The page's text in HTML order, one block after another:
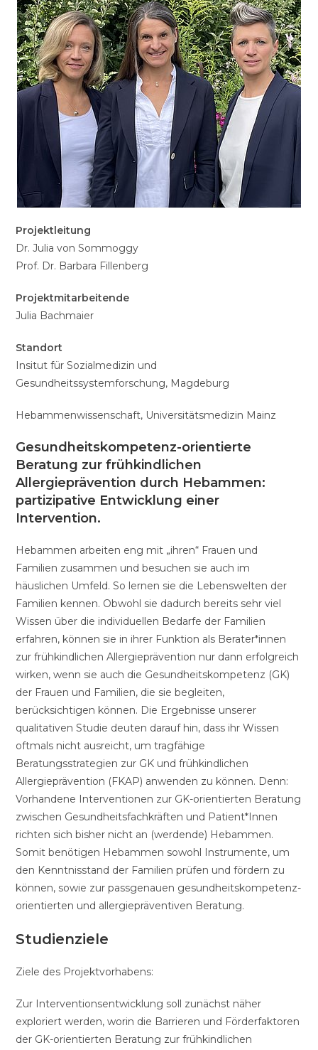
Projektleitung
Dr. Julia von Sommoggy
Prof. Dr. Barbara Fillenberg
Projektmitarbeitende
Julia Bachmaier
Standort
Insitut für Sozialmedizin und
Gesundheitssystemforschung, Magdeburg
Hebammenwissenschaft, Universitätsmedizin Mainz
Gesundheitskompetenz-orientierte
Beratung zur frühkindlichen
Allergieprävention durch Hebammen:
partizipative Entwicklung einer
Intervention.
Hebammen arbeiten eng mit „ihren“ Frauen und
Familien zusammen und besuchen sie auch im
häuslichen Umfeld. So lernen sie die Lebenswelten der
Familien kennen. Obwohl sie dadurch bereits sehr viel
Wissen über die individuellen Bedarfe der Familien
erfahren, können sie in ihrer Funktion als Berater*innen
zur frühkindlichen Allergieprävention nur dann erfolgreich
wirken, wenn sie auch die Gesundheitskompetenz (GK)
der Frauen und Familien, die sie begleiten,
berücksichtigen können. Die Ergebnisse unserer
qualitativen Studie deuten darauf hin, dass ihr Wissen
oftmals nicht ausreicht, um tragfähige
Beratungsstrategien zur GK und frühkindlichen
Allergieprävention (FKAP) anwenden zu können. Denn:
Vorhandene Interventionen zur GK-orientierten Beratung
zwischen Gesundheitsfachkräften und Patient*Innen
richten sich bisher nicht an (werdende) Hebammen.
Somit benötigen Hebammen sowohl Instrumente, um
den Kenntnisstand der Familien prüfen und fördern zu
können, sowie zur passgenauen gesundheitskompetenz-
orientierten und allergiepräventiven Beratung.
Studienziele
Ziele des Projektvorhabens:
Zur Interventionsentwicklung soll zunächst näher
exploriert werden, worin die Barrieren und Förderfaktoren
der GK-orientierten Beratung zur frühkindlichen